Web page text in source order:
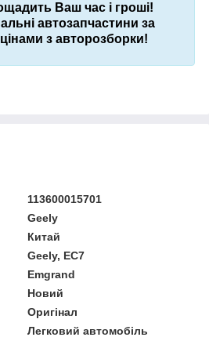
Ваш час і гроші!
автозапчастини за
з авторозборки!
113600015701
Geely
Китай
Geely, EC7
Emgrand
Новий
Оригінал
Легковий автомобіль